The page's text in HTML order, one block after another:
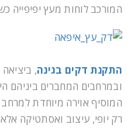
המורכב לוחות מעץ יפיפייה
התקנת דקים בגינה,
ובמרחבים המחברים ביניהם
המוסיף אוירה מיוחדת
רק יופי, עיצוב ואסתטיקה